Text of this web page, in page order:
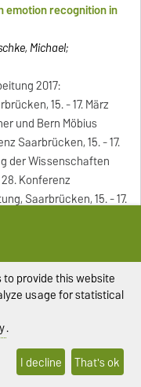
emotion recognition in
Michael;
2017:
15. - 17. März
und Bern Möbius
Saarbrücken, 15. - 17.
der Wissenschaften
28. Konferenz
Saarbrücken, 15. - 17.
by-synthesis
Olga; Wendemuth,
Conference,
16, 2017,
Rodmonga . -
Science; 10458)
provide this website
usage for statistical
.
I decline That's ok